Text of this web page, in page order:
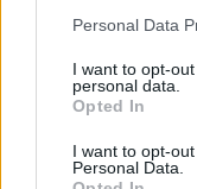
Personal Data
I want to opt-
personal data.
Opted In
I want to opt-
Personal Data.
restauraceMcDonalds
prodejnyMercedes-
v centru Prahy.
kolem půlnoci.
Reportér EkoListu